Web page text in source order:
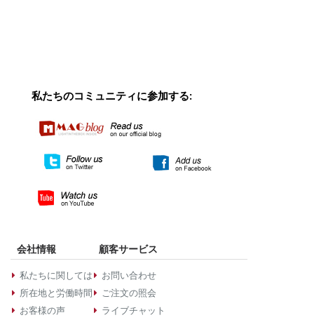
私たちのコミュニティに参加する:
会社情報
私たちに関しては
所在地と労働時間
お客様の声
顧客サービス
お問い合わせ
ご注文の照会
ライブチャット